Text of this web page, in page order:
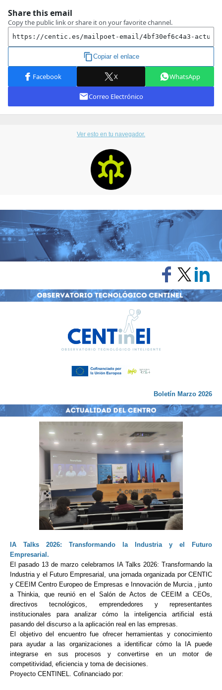
Ver esto en tu navegador.
Boletín Marzo 2026
IA Talks 2026: Transformando la Industria y el Futuro
Empresarial.
El pasado 13 de marzo celebramos IA Talks 2026: Transformando la
Industria y el Futuro Empresarial, una jornada organizada por CENTIC
y CEEIM Centro Europeo de Empresas e Innovación de Murcia , junto
a Thinkia, que reunió en el Salón de Actos de CEEIM a CEOs,
directivos tecnológicos, emprendedores y representantes
institucionales para analizar cómo la inteligencia artificial está
pasando del discurso a la aplicación real en las empresas.
El objetivo del encuentro fue ofrecer herramientas y conocimiento
para ayudar a las organizaciones a identificar cómo la IA puede
integrarse en sus procesos y convertirse en un motor de
competitividad, eficiencia y toma de decisiones.
Proyecto CENTINEL. Cofinanciado por: